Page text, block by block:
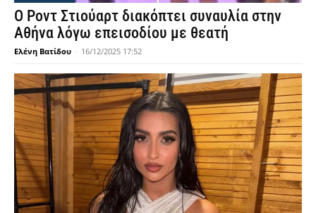
Ο Ροντ Στιούαρτ διακόπτει συναυλία στην
Αθήνα λόγω επεισοδίου με θεατή
Ελένη Βατίδου - 16/12/2025 17:52